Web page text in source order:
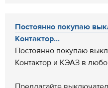
Постоянно покупаю
Контактор...
Постоянно покупаю
Контактор и КЭАЗ в